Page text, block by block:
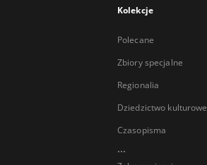
Kolekcje
Polecane
Zbiory specjalne
Regionalia
Dziedzictwo kulturowe
Czasopisma
...